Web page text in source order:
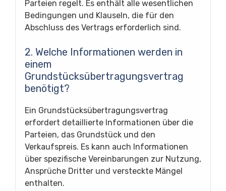
Parteien regelt. Es enthält alle wesentlichen
Bedingungen und Klauseln, die für den
Abschluss des Vertrags erforderlich sind.
2. Welche Informationen werden in
einem
Grundstücksübertragungsvertrag
benötigt?
Ein Grundstücksübertragungsvertrag
erfordert detaillierte Informationen über die
Parteien, das Grundstück und den
Verkaufspreis. Es kann auch Informationen
über spezifische Vereinbarungen zur Nutzung,
Ansprüche Dritter und versteckte Mängel
enthalten.